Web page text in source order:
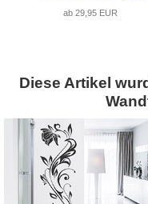
ab 29,95 EUR
Diese Artikel